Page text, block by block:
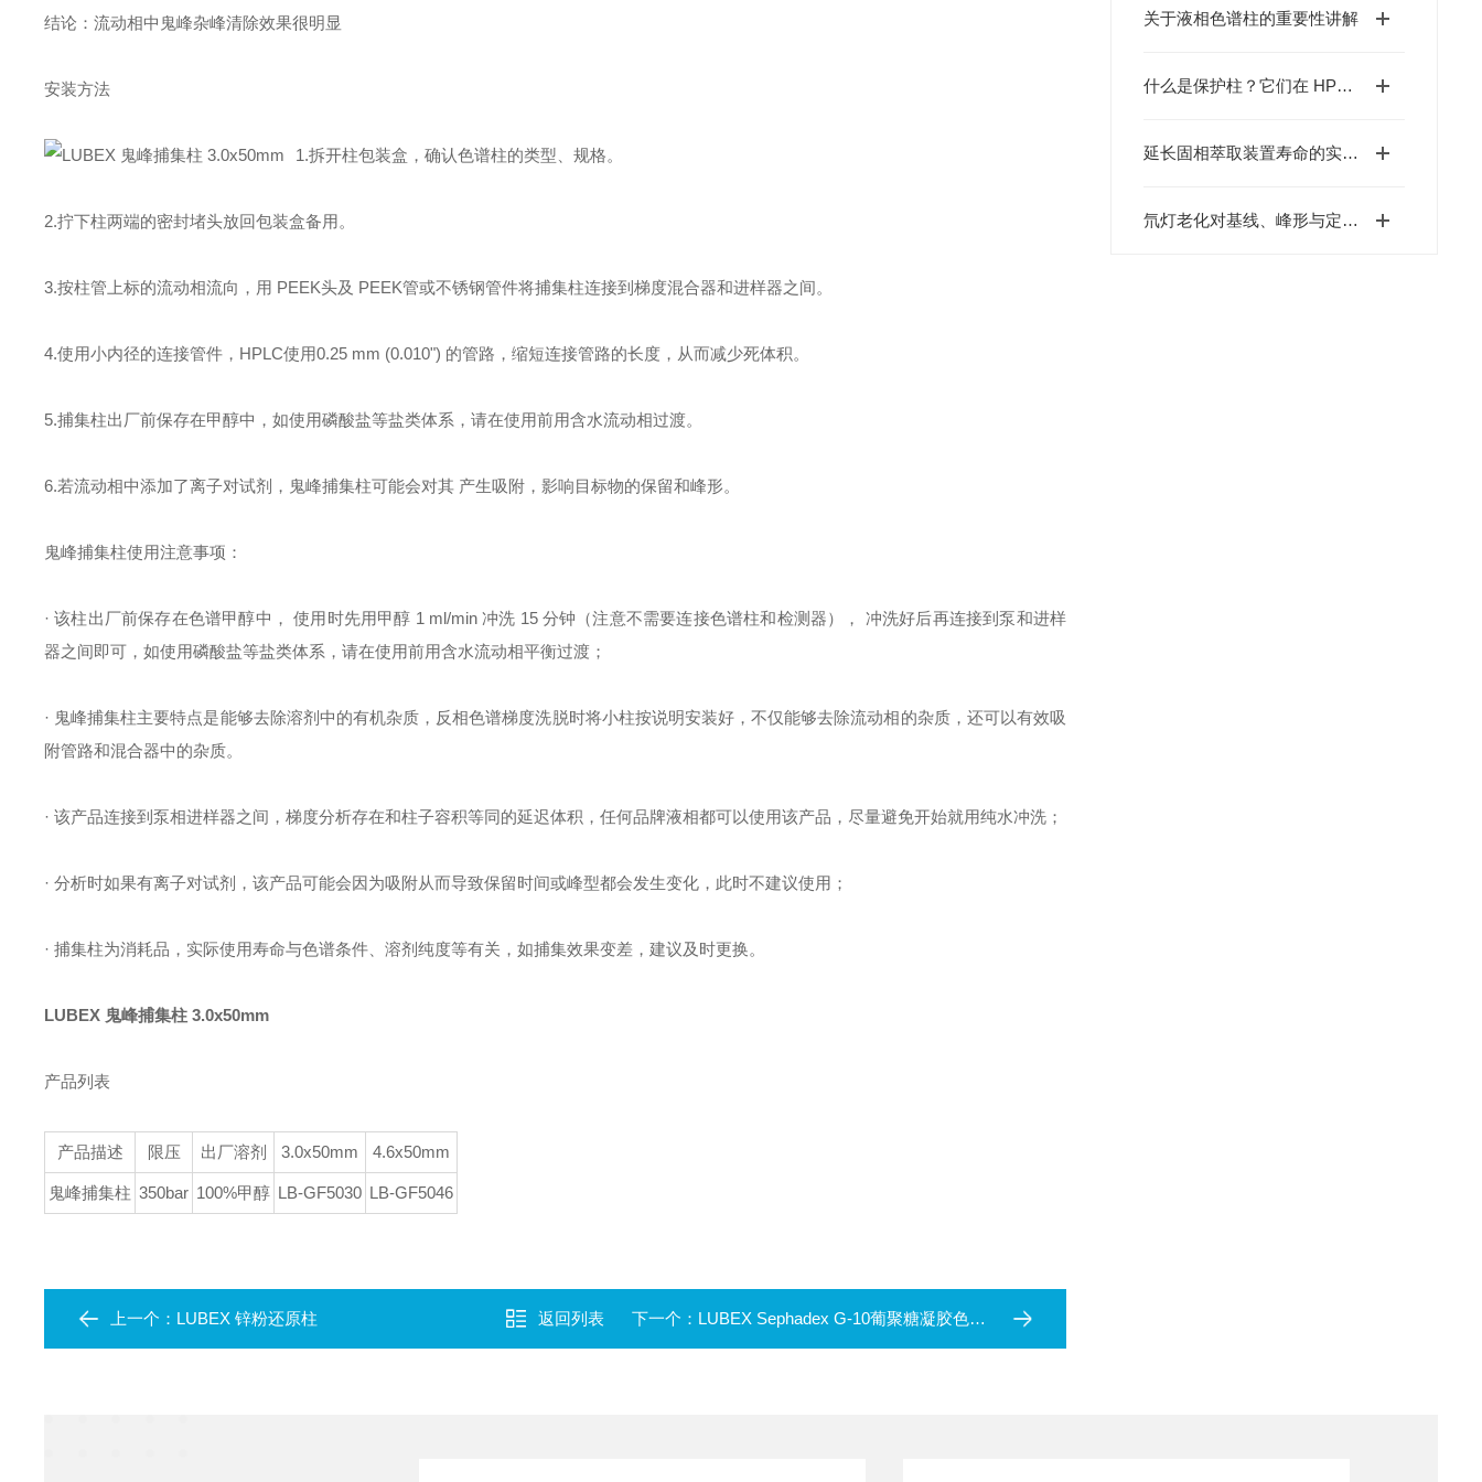
关于液相色谱柱的重要性讲解
什么是保护柱？它们在 HPLC 分析中有什么好处？
延长固相萃取装置寿命的实操技巧：简单几步，让设备持续“在线”
氘灯老化对基线、峰形与定量重现性的影响及判定标准
结论：流动相中鬼峰杂峰清除效果很明显
安装方法
1.拆开柱包装盒，确认色谱柱的类型、规格。
2.拧下柱两端的密封堵头放回包装盒备用。
3.按柱管上标的流动相流向，用 PEEK头及 PEEK管或不锈钢管件将捕集柱连接到梯度混合器和进样器之间。
4.使用小内径的连接管件，HPLC使用0.25 mm (0.010") 的管路，缩短连接管路的长度，从而减少死体积。
5.捕集柱出厂前保存在甲醇中，如使用磷酸盐等盐类体系，请在使用前用含水流动相过渡。
6.若流动相中添加了离子对试剂，鬼峰捕集柱可能会对其 产生吸附，影响目标物的保留和峰形。
鬼峰捕集柱使用注意事项：
· 该柱出厂前保存在色谱甲醇中， 使用时先用甲醇 1 ml/min 冲洗 15 分钟（注意不需要连接色谱柱和检测器）， 冲洗好后再连接到泵和进样
器之间即可，如使用磷酸盐等盐类体系，请在使用前用含水流动相平衡过渡；
· 鬼峰捕集柱主要特点是能够去除溶剂中的有机杂质，反相色谱梯度洗脱时将小柱按说明安装好，不仅能够去除流动相的杂质，还可以有效吸
附管路和混合器中的杂质。
· 该产品连接到泵相进样器之间，梯度分析存在和柱子容积等同的延迟体积，任何品牌液相都可以使用该产品，尽量避免开始就用纯水冲洗；
· 分析时如果有离子对试剂，该产品可能会因为吸附从而导致保留时间或峰型都会发生变化，此时不建议使用；
· 捕集柱为消耗品，实际使用寿命与色谱条件、溶剂纯度等有关，如捕集效果变差，建议及时更换。
LUBEX 鬼峰捕集柱 3.0x50mm
产品列表
产品描述 限压 出厂溶剂 3.0x50mm 4.6x50mm
鬼峰捕集柱 350bar 100%甲醇 LB-GF5030 LB-GF5046
上一个： LUBEX 锌粉还原柱 返回列表 下一个： LUBEX Sephadex G-10葡聚糖凝胶色谱柱